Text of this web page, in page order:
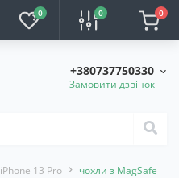
0 0 0
+380737750330
Замовити дзвінок
iPhone 13 Pro чохли з MagSafe